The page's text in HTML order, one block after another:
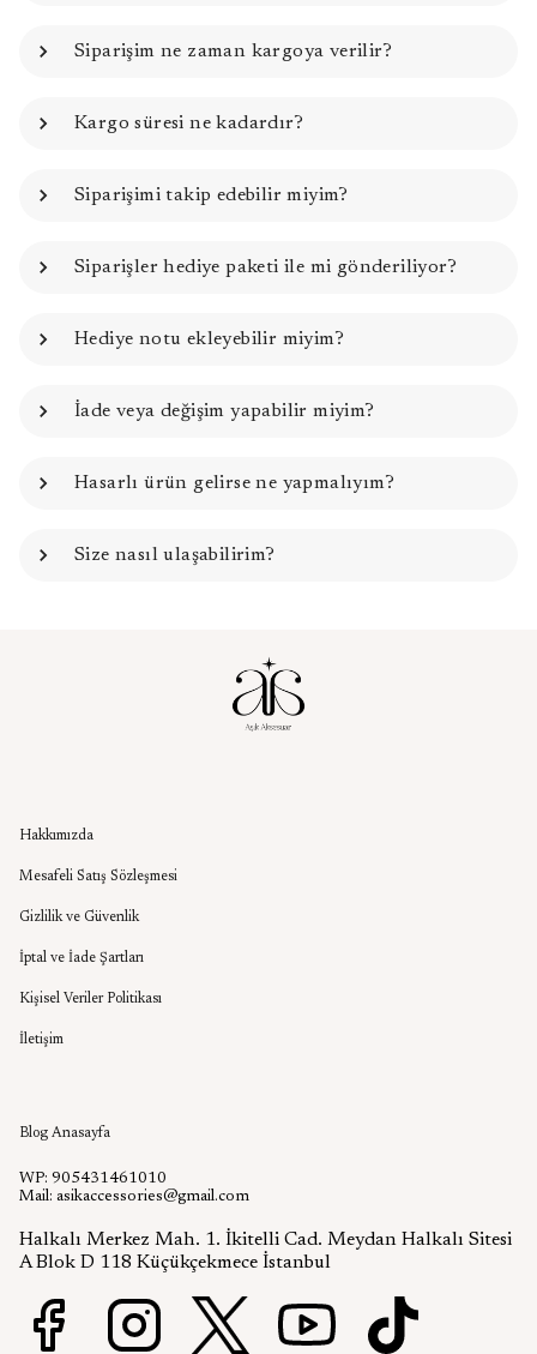
Siparişim ne zaman kargoya verilir?
Kargo süresi ne kadardır?
Siparişimi takip edebilir miyim?
Siparişler hediye paketi ile mi gönderiliyor?
Hediye notu ekleyebilir miyim?
İade veya değişim yapabilir miyim?
Hasarlı ürün gelirse ne yapmalıyım?
Size nasıl ulaşabilirim?
Hakkımızda
Mesafeli Satış Sözleşmesi
Gizlilik ve Güvenlik
İptal ve İade Şartları
Kişisel Veriler Politikası
İletişim
Blog Anasayfa
WP: 905431461010
Mail: asikaccessories@gmail.com
Halkalı Merkez Mah. 1. İkitelli Cad. Meydan Halkalı Sitesi
A Blok D 118 Küçükçekmece İstanbul